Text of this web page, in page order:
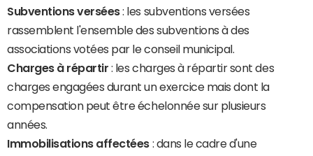
Subventions versées: les subventions versées
rassemblent l'ensemble des subventions à des
associations votées par le conseil municipal.
Charges à répartir : les charges à répartir sont des
charges engagées durant un exercice mais dont la
compensation peut être échelonnée sur plusieurs
années.
Immobilisations affectées : dans le cadre d'une